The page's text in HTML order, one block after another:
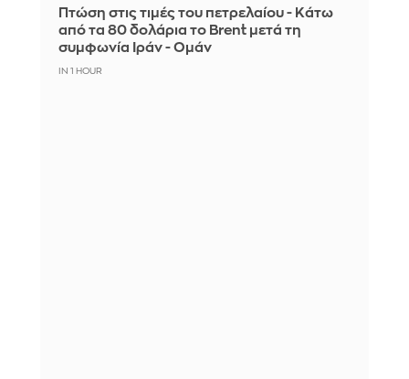
Πτώση στις τιμές του πετρελαίου - Κάτω
από τα 80 δολάρια το Brent μετά τη
συμφωνία Ιράν - Ομάν
IN 1 HOUR